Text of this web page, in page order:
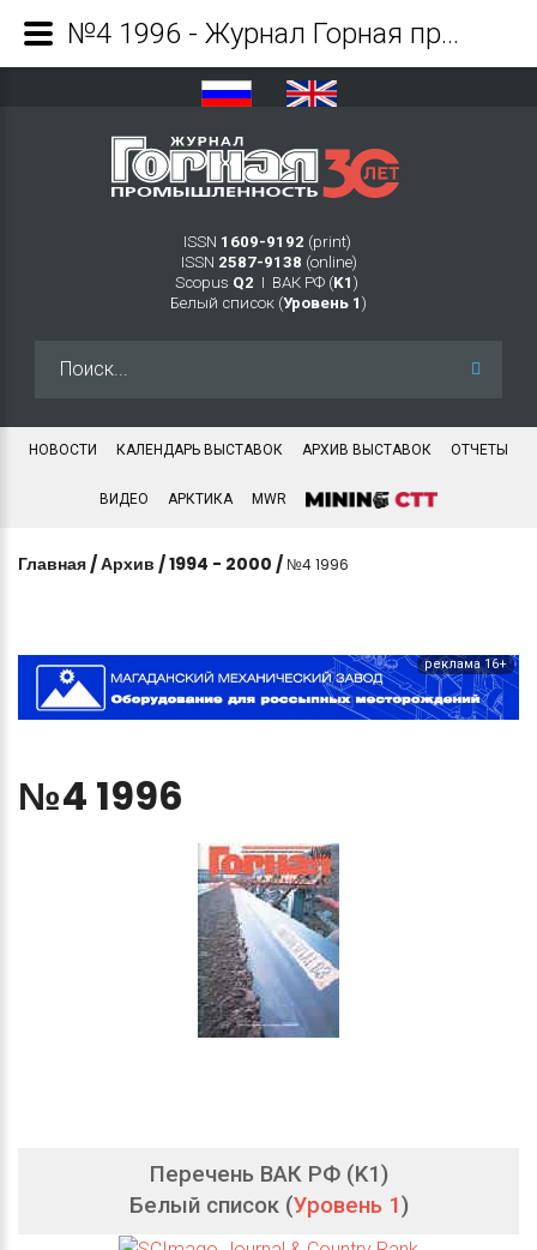
ISSN 1609-9192 (print)
ISSN 2587-9138 (online)
Scopus Q2 Ι ВАК РФ (K1 )
Белый список (Уровень 1 )
НОВОСТИ КАЛЕНДАРЬ ВЫСТАВОК АРХИВ ВЫСТАВОК ОТЧЕТЫ
ВИДЕО АРКТИКА MWR
Главная /Архив /1994 - 2000 / №4 1996
реклама 16+
№4 1996
Перечень ВАК РФ (K1)
Белый список (Уровень 1)
№4 1996 - Журнал Горная промышленность